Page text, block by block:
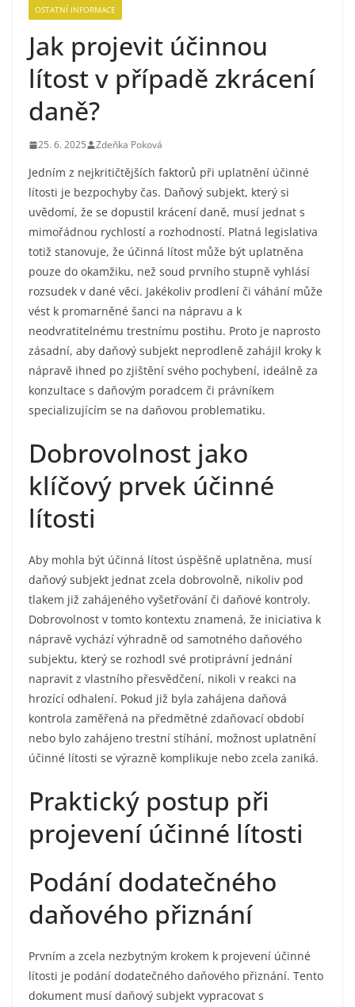
OSTATNÍ INFORMACE
Jak projevit účinnou
lítost v případě zkrácení
daně?
25. 6. 2025 Zdeňka Poková
Jedním z nejkritičtějších faktorů při uplatnění účinné
lítosti je bezpochyby čas. Daňový subjekt, který si
uvědomí, že se dopustil krácení daně, musí jednat s
mimořádnou rychlostí a rozhodností. Platná legislativa
totiž stanovuje, že účinná lítost může být uplatněna
pouze do okamžiku, než soud prvního stupně vyhlásí
rozsudek v dané věci. Jakékoliv prodlení či váhání může
vést k promarněné šanci na nápravu a k
neodvratitelnému trestnímu postihu. Proto je naprosto
zásadní, aby daňový subjekt neprodleně zahájil kroky k
nápravě ihned po zjištění svého pochybení, ideálně za
konzultace s daňovým poradcem či právníkem
specializujícím se na daňovou problematiku.
Dobrovolnost jako
klíčový prvek účinné
lítosti
Aby mohla být účinná lítost úspěšně uplatněna, musí
daňový subjekt jednat zcela dobrovolně, nikoliv pod
tlakem již zahájeného vyšetřování či daňové kontroly.
Dobrovolnost v tomto kontextu znamená, že iniciativa k
nápravě vychází výhradně od samotného daňového
subjektu, který se rozhodl své protiprávní jednání
napravit z vlastního přesvědčení, nikoli v reakci na
hrozící odhalení. Pokud již byla zahájena daňová
kontrola zaměřená na předmětné zdaňovací období
nebo bylo zahájeno trestní stíhání, možnost uplatnění
účinné lítosti se výrazně komplikuje nebo zcela zaniká.
Praktický postup při
projevení účinné lítosti
Podání dodatečného
daňového přiznání
Prvním a zcela nezbytným krokem k projevení účinné
lítosti je podání dodatečného daňového přiznání. Tento
dokument musí daňový subjekt vypracovat s